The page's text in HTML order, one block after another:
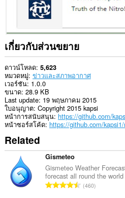
notifications
display
them
to
you
in
the
system
tray.
เกี่ยวกับส่วนขยาย
ดาวน์โหลด 5,623
หมวดหมู่ ข่าวและสภาพอากาศ
เวอร์ชัน 1.0.0
ขนาด 28.9 KB
Last update 19 พฤษภาคม 2015
ใบอนุญาต Copyright 2015 kapsi
หน้าการสนับสนุน https://github.com/
หน้าซอร์สโค้ด https://github.com/
Related
Gismeteo
Gismeteo Weather
forecast all round the world
จำ460